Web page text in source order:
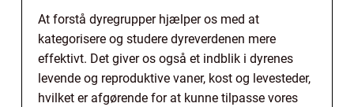
At forstå dyregrupper hjælper os med at
kategorisere og studere dyreverdenen mere
effektivt. Det giver os også et indblik i dyrenes
levende og reproduktive vaner, kost og levesteder,
hvilket er afgørende for at kunne tilpasse vores